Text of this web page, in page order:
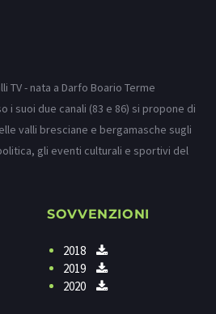
TV - nata a Darfo Boario Terme
i suoi due canali (83 e 86) si propone di
valli bresciane e bergamasche sugli
gli eventi culturali e sportivi del
SOVVENZIONI
2018
2019
2020